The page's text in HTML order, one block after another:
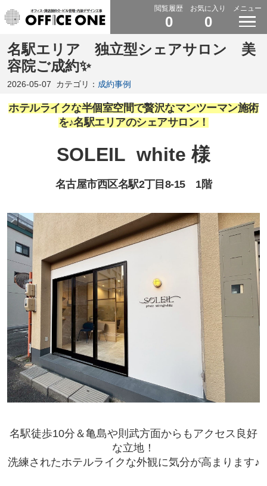
閲覧履歴
0
お気に入り
0
メニュー
名駅エリア 独立型シェアサロン 美
容院ご成約✨
2026-05-07 カテゴリ： 成約事例
ホテルライクな半個室空間で贅沢なマンツーマン施術
を♪名駅エリアのシェアサロン！
SOLEIL white 様
名古屋市西区名駅2丁目8-151階
名駅徒歩10分＆亀島や則武方面からも アクセス良好
な立地！
洗練されたホテルライクな外観に気分が高まります♪